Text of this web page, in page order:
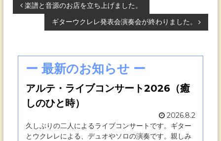
投
稿
ナ
ビ
楽譜と音源のお店を立ち上げました。
ギターウクレレ発表会演奏会が終わりました。
ー 最新のお知らせ ー
アルテ・ライブコンサート2026（癒
しのひと時）
2026.8.2
久しぶりの二人によるライブコンサートです。ギター
とウクレレによる、デュオやソロの演奏です。親しみ